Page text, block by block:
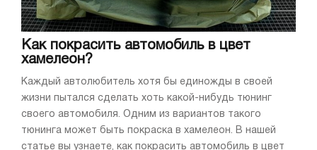
Как покрасить автомобиль в цвет
хамелеон?
Каждый автолюбитель хотя бы единожды в своей
жизни пытался сделать хоть какой-нибудь тюнинг
своего автомобиля. Одним из вариантов такого
тюнинга может быть покраска в хамелеон. В нашей
статье вы узнаете, как покрасить автомобиль в цвет